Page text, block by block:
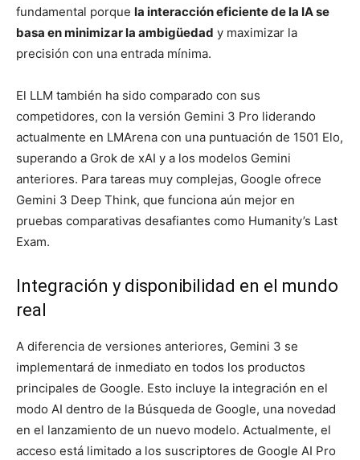
fundamental porque la interacción eficiente de la IA se
basa en minimizar la ambigüedad y maximizar la
precisión con una entrada mínima.
El LLM también ha sido comparado con sus
competidores, con la versión Gemini 3 Pro liderando
actualmente en LMArena con una puntuación de 1501 Elo,
superando a Grok de xAI y a los modelos Gemini
anteriores. Para tareas muy complejas, Google ofrece
Gemini 3 Deep Think, que funciona aún mejor en
pruebas comparativas desafiantes como Humanity’s Last
Exam.
Integración y disponibilidad en el mundo
real
A diferencia de versiones anteriores, Gemini 3 se
implementará de inmediato en todos los productos
principales de Google. Esto incluye la integración en el
modo AI dentro de la Búsqueda de Google, una novedad
en el lanzamiento de un nuevo modelo. Actualmente, el
acceso está limitado a los suscriptores de Google AI Pro